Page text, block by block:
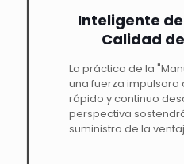
Inteligente
Calidad
La práctica de la
una fuerza impulsora
rápido y continuo
perspectiva
suministro de la